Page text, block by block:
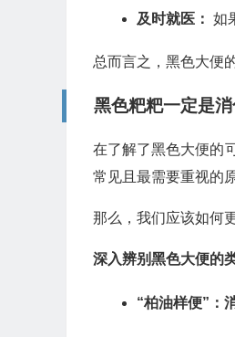
及时就医： 如
总而言之，黑色大便
黑色粑粑一定是
在了解了黑色大便的
常见且最需要重视的
那么，我们应该如何
深入辨别黑色大便的
“柏油样便”：